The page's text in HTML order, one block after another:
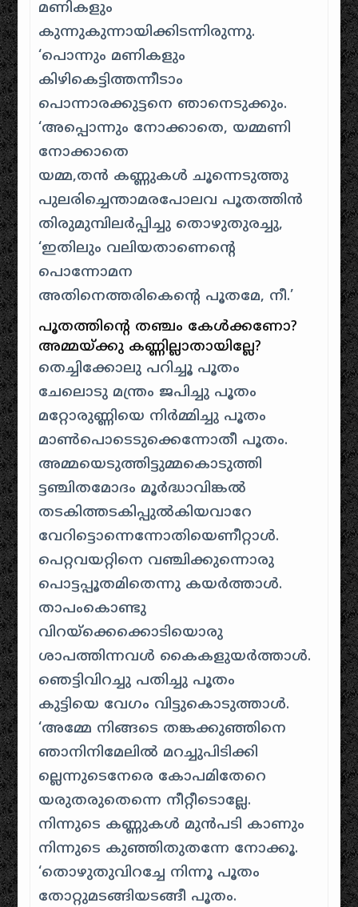
മണികളും
കുന്നുകുന്നായിക്കിടന്നിരുന്നു.
‘പൊന്നും മണികളും
കിഴികെട്ടിത്തന്നീടാം
പൊന്നാരക്കുട്ടനെ ഞാനെടുക്കും.
‘അപ്പൊന്നും നോക്കാതെ, യമ്മണി
നോക്കാതെ
യമ്മ,തന്‍ കണ്ണുകള്‍ ചൂന്നെടുത്തു
പുലരിച്ചെന്താമരപോലവ പൂതത്തിന്‍
തിരുമുമ്പിലര്‍പ്പിച്ചു തൊഴുതുരച്ചു,
‘ഇതിലും വലിയതാണെന്റെ
പൊന്നോമന
അതിനെത്തരികെന്റെ പൂതമേ, നീ.’
പൂതത്തിന്റെ തഞ്ചം കേള്‍ക്കണോ?
അമ്മയ്ക്കു കണ്ണില്ലാതായില്ലേ?
തെച്ചിക്കോലു പറിച്ചൂ പൂതം
ചേലൊടു മന്ത്രം ജപിച്ചു പൂതം
മറ്റോരുണ്ണിയെ നിര്‍മ്മിച്ചു പൂതം
മാണ്‍പൊടെടുക്കെന്നോതീ പൂതം.
അമ്മയെടുത്തിട്ടുമ്മകൊടുത്തി
ട്ടഞ്ചിതമോദം മൂര്‍ദ്ധാവിങ്കല്‍
തടകിത്തടകിപ്പുല്‍കിയവാറേ
വേറിട്ടൊന്നെന്നോതിയെണീറ്റാള്‍.
പെറ്റവയറ്റിനെ വഞ്ചിക്കുന്നൊരു
പൊട്ടപ്പൂതമിതെന്നു കയര്‍ത്താള്‍.
താപംകൊണ്ടു
വിറയ്ക്കെക്കൊടിയൊരു
ശാപത്തിന്നവള്‍ കൈകളുയര്‍ത്താള്‍.
ഞെട്ടിവിറച്ചു പതിച്ചു പൂതം
കുട്ടിയെ വേഗം വിട്ടുകൊടുത്താള്‍.
‘അമ്മേ നിങ്ങടെ തങ്കക്കുഞ്ഞിനെ
ഞാനിനിമേലില്‍ മറച്ചുപിടിക്കി
ല്ലെന്നുടെനേരെ കോപമിതേറെ
യരുതരുതെന്നെ നീറ്റീടൊല്ലേ.
നിന്നുടെ കണ്ണുകള്‍ മുന്‍പടി കാണും
നിന്നുടെ കുഞ്ഞിതുതന്നേ നോക്കൂ.
‘തൊഴുതുവിറച്ചേ നിന്നൂ പൂതം
തോറ്റുമടങ്ങിയടങ്ങീ പൂതം.